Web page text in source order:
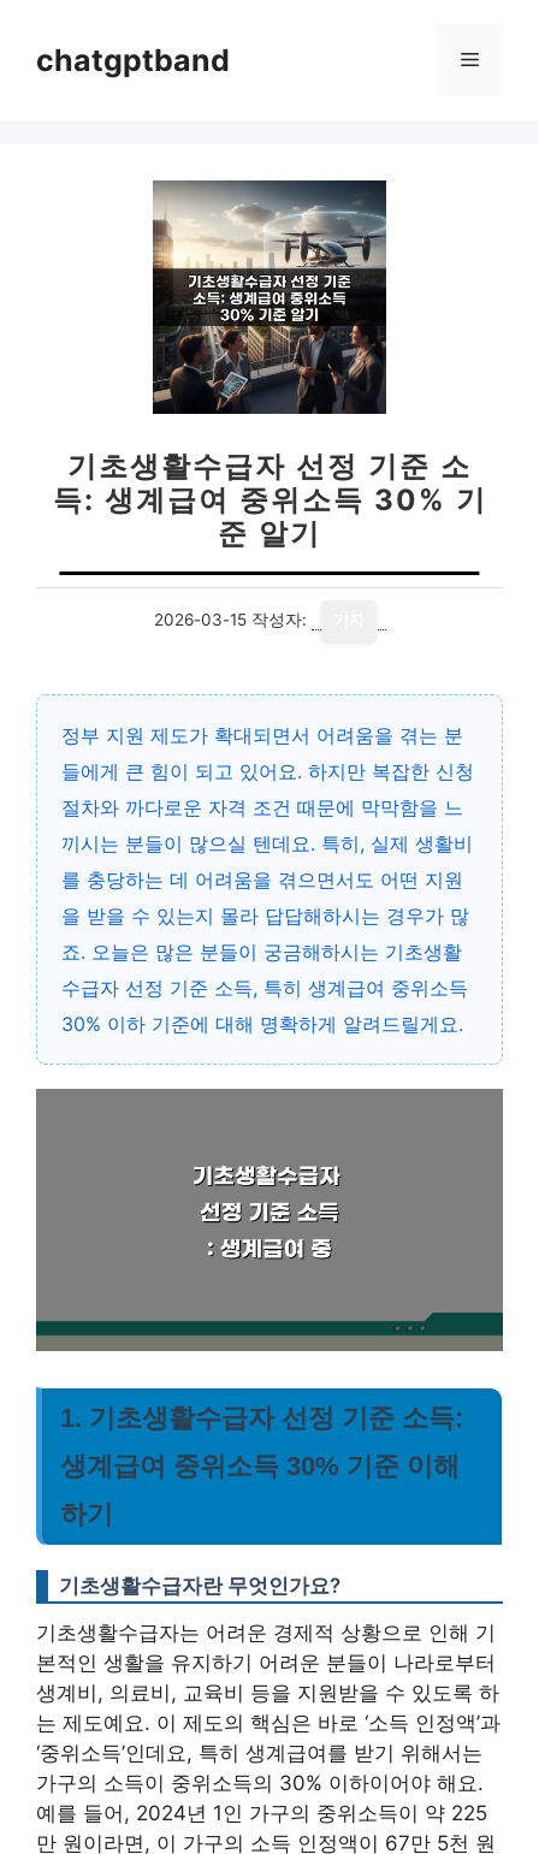
chatgptband 메
기초생활수급자 선정 기준 소
득: 생계급여 중위소득 30% 기
준 알기
2026-03-15 작성자:
정부 지원 제도가 확대되면서 어려움을 겪는 분
들에게 큰 힘이 되고 있어요. 하지만 복잡한 신청
절차와 까다로운 자격 조건 때문에 막막함을 느
끼시는 분들이 많으실 텐데요. 특히, 실제 생활비
를 충당하는 데 어려움을 겪으면서도 어떤 지원
을 받을 수 있는지 몰라 답답해하시는 경우가 많
죠. 오늘은 많은 분들이 궁금해하시는 기초생활
수급자 선정 기준 소득, 특히 생계급여 중위소득
30% 이하 기준에 대해 명확하게 알려드릴게요.
1. 기초생활수급자 선정 기준 소득:
생계급여 중위소득 30% 기준 이해
하기
기초생활수급자란 무엇인가요?
기초생활수급자는 어려운 경제적 상황으로 인해 기
본적인 생활을 유지하기 어려운 분들이 나라로부터
생계비, 의료비, 교육비 등을 지원받을 수 있도록 하
는 제도예요. 이 제도의 핵심은 바로 ‘소득 인정액’과
‘중위소득’인데요, 특히 생계급여를 받기 위해서는
가구의 소득이 중위소득의 30% 이하이어야 해요.
예를 들어, 2024년 1인 가구의 중위소득이 약 225
만 원이라면, 이 가구의 소득 인정액이 67만 5천 원